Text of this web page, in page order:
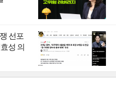
선포
성 의